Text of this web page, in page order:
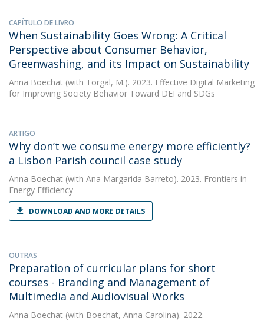
CAPÍTULO DE LIVRO
When Sustainability Goes Wrong: A Critical
Perspective about Consumer Behavior,
Greenwashing, and its Impact on Sustainability
Anna Boechat (with Torgal, M.). 2023. Effective Digital Marketing
for Improving Society Behavior Toward DEI and SDGs
ARTIGO
Why don’t we consume energy more efficiently?
a Lisbon Parish council case study
Anna Boechat (with Ana Margarida Barreto). 2023. Frontiers in
Energy Efficiency
DOWNLOAD AND MORE DETAILS
OUTRAS
Preparation of curricular plans for short
courses - Branding and Management of
Multimedia and Audiovisual Works
Anna Boechat (with Boechat, Anna Carolina). 2022.